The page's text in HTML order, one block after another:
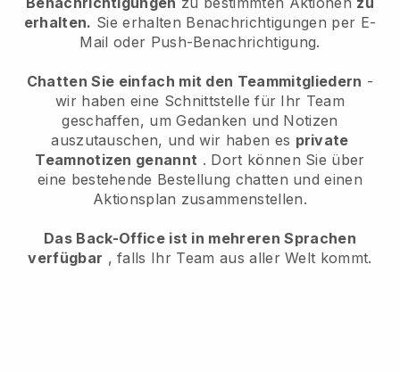
erhalten. Sie erhalten Benachrichtigungen per E-
Mail oder Push-Benachrichtigung.
Chatten Sie einfach mit den Teammitgliedern -
wir haben eine Schnittstelle für Ihr Team
geschaffen, um Gedanken und Notizen
auszutauschen, und wir haben es private
Teamnotizen genannt . Dort können Sie über
eine bestehende Bestellung chatten und einen
Aktionsplan zusammenstellen.
Das Back-Office ist in mehreren Sprachen
verfügbar , falls Ihr Team aus aller Welt kommt.